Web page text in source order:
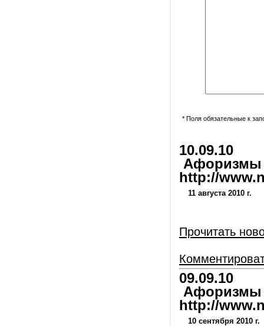
* Поля обязательные к
10.09.10
Афоризмы
http://
11 августа 2010 г.
Прочитать
09.09.10
Афоризмы
http://
10 сентября 2010 г.